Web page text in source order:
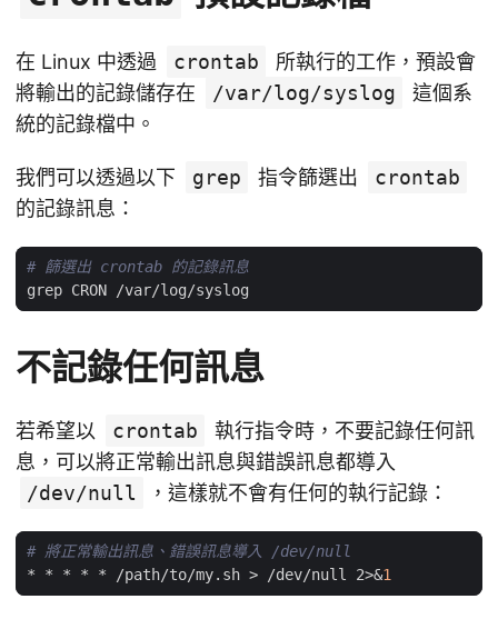
在 Linux 中透過 crontab
所執行的工作，預設會
將輸出的記錄儲存在
/var/log/syslog
這個系
統的記錄檔中。
我們可以透過以下 grep 指令篩選出
crontab
的記錄訊息：
# 篩選出 crontab 的記錄訊息
不記錄任何訊息
若希望以 crontab
執行指令時，不要記錄任何訊
息，可以將正常輸出訊息與錯誤訊息都導入
/dev/null
，這樣就不會有任何的執行記錄：
# 將正常輸出訊息、錯誤訊息導入 /dev/null
* * * * * /path/to/my.sh > /dev/null 2>&1